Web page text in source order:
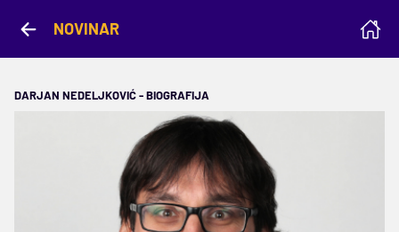
NOVINAR
DARJAN NEDELJKOVIĆ - BIOGRAFIJA